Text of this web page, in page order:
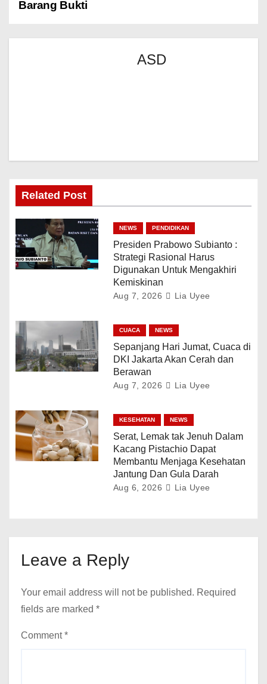
Barang Bukti
ASD
Related Post
NEWS PENDIDIKAN
Presiden Prabowo Subianto :
Strategi Rasional Harus
Digunakan Untuk Mengakhiri
Kemiskinan
Aug 7, 2026 Lia Uyee
CUACA NEWS
Sepanjang Hari Jumat, Cuaca di
DKI Jakarta Akan Cerah dan
Berawan
Aug 7, 2026 Lia Uyee
KESEHATAN NEWS
Serat, Lemak tak Jenuh Dalam
Kacang Pistachio Dapat
Membantu Menjaga Kesehatan
Jantung Dan Gula Darah
Aug 6, 2026 Lia Uyee
Leave a Reply
Your email address will not be published. Required
fields are marked *
Comment*